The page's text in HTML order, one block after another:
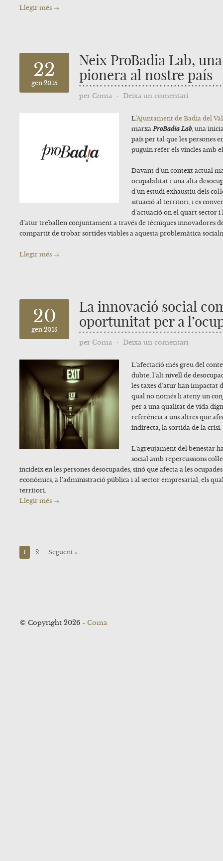
Llegir més →
22
gen 2015
Neix ProBadia Lab,
pionera al nostre país
per Coma ⋅ Deixa un comentari
L’Ajuntament de Badia del
marxaProBadia Lab, una
país per tal que les persones
puguin refer els vincles amb
Davant d’un context actual
ocupabilitat i una alta
d’un estudi exhaustiu dels
situació al territori, i es
d’actuació on el quart sector i
d’atur treballen conjuntament a través de tècniques innovadores
compartit de trobar sortides viables a aquesta problemàtica
Llegir més →
20
gen 2015
La innovació social
oportunitat per a
per Coma ⋅ Deixa un comentari
L’afectació més greu del
dubte, l’alt nivell de
les taxes d’atur han impactat
qual no només li ateny un
per a una qualitat de vida
referència a uns altres que
indirecta, la sortida de la crisi.
L’agreujament del benestar
social amb repercussions
incideix en les persones desocupades, sinó que afecta a les
econòmics, a l’administració pública i al sector empresarial, els
territori.
Llegir més →
1 2 Següent »
© Copyright 2026 - Coma